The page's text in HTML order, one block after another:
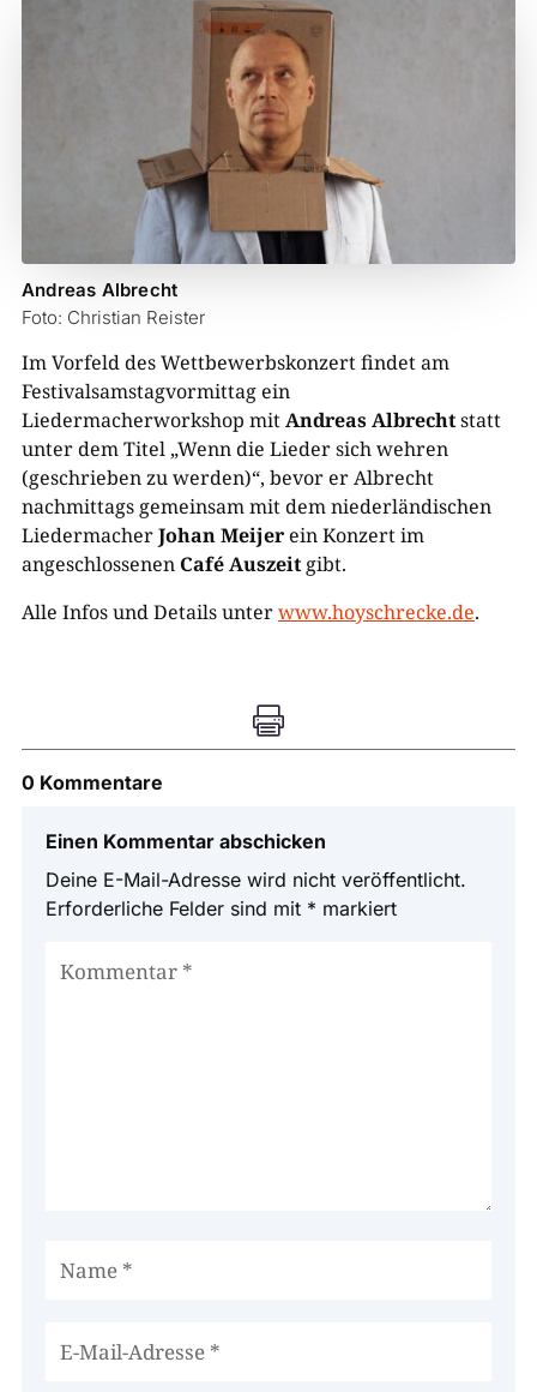
Andreas Albrecht
Foto: Christian Reister
Im Vorfeld des Wettbewerbskonzert findet am
Festivalsamstagvormittag ein
Liedermacherworkshop mitAndreas Albrechtstatt
unter dem Titel „Wenn die Lieder sich wehren
(geschrieben zu werden)“, bevor er Albrecht
nachmittags gemeinsam mit dem niederländischen
LiedermacherJohan Meijerein Konzert im
angeschlossenen Café Auszeitgibt.
Alle Infos und Details unterwww.hoyschrecke.de.

0 Kommentare
Einen Kommentar abschicken
Deine E-Mail-Adresse wird nicht veröffentlicht.
Erforderliche Felder sind mit * markiert